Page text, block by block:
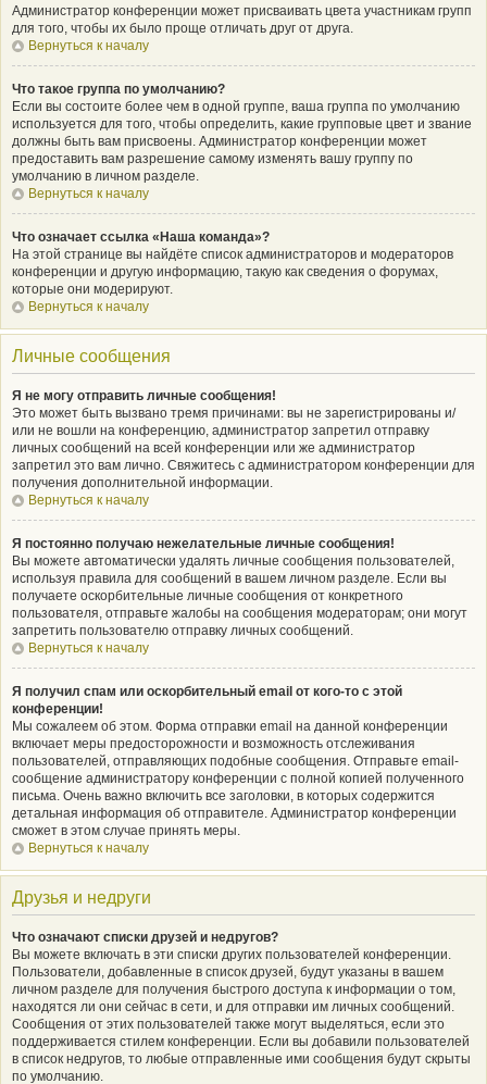
Администратор конференции может присваивать цвета участникам групп
для того, чтобы их было проще отличать друг от друга.
Вернуться к началу
Что такое группа по умолчанию?
Если вы состоите более чем в одной группе, ваша группа по умолчанию
используется для того, чтобы определить, какие групповые цвет и звание
должны быть вам присвоены. Администратор конференции может
предоставить вам разрешение самому изменять вашу группу по
умолчанию в личном разделе.
Вернуться к началу
Что означает ссылка «Наша команда»?
На этой странице вы найдёте список администраторов и модераторов
конференции и другую информацию, такую как сведения о форумах,
которые они модерируют.
Вернуться к началу
Личные сообщения
Я не могу отправить личные сообщения!
Это может быть вызвано тремя причинами: вы не зарегистрированы и/
или не вошли на конференцию, администратор запретил отправку
личных сообщений на всей конференции или же администратор
запретил это вам лично. Свяжитесь с администратором конференции для
получения дополнительной информации.
Вернуться к началу
Я постоянно получаю нежелательные личные сообщения!
Вы можете автоматически удалять личные сообщения пользователей,
используя правила для сообщений в вашем личном разделе. Если вы
получаете оскорбительные личные сообщения от конкретного
пользователя, отправьте жалобы на сообщения модераторам; они могут
запретить пользователю отправку личных сообщений.
Вернуться к началу
Я получил спам или оскорбительный email от кого-то с этой
конференции!
Мы сожалеем об этом. Форма отправки email на данной конференции
включает меры предосторожности и возможность отслеживания
пользователей, отправляющих подобные сообщения. Отправьте email-
сообщение администратору конференции с полной копией полученного
письма. Очень важно включить все заголовки, в которых содержится
детальная информация об отправителе. Администратор конференции
сможет в этом случае принять меры.
Вернуться к началу
Друзья и недруги
Что означают списки друзей и недругов?
Вы можете включать в эти списки других пользователей конференции.
Пользователи, добавленные в список друзей, будут указаны в вашем
личном разделе для получения быстрого доступа к информации о том,
находятся ли они сейчас в сети, и для отправки им личных сообщений.
Сообщения от этих пользователей также могут выделяться, если это
поддерживается стилем конференции. Если вы добавили пользователей
в список недругов, то любые отправленные ими сообщения будут скрыты
по умолчанию.